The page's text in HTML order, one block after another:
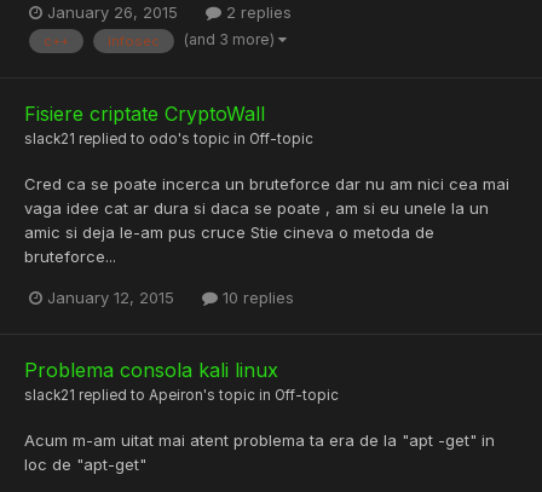
January 26, 2015 2 replies
c++ infosec (and 3 more)
Fisiere criptate CryptoWall
slack21 replied to odo's topic in Off-topic
Cred ca se poate incerca un bruteforce dar nu am nici cea mai
vaga idee cat ar dura si daca se poate , am si eu unele la un
amic si deja le-am pus cruce Stie cineva o metoda de
bruteforce...
January 12, 2015 10 replies
Problema consola kali linux
slack21 replied to Apeiron's topic in Off-topic
Acum m-am uitat mai atent problema ta era de la "apt -get" in
loc de "apt-get"